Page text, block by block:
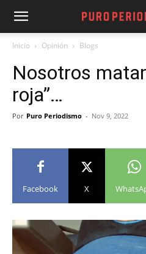
Inicio Opinión Blogs
Nosotros
roja”…
Por Puro Periodismo - Nov 9, 2022
Facebook X